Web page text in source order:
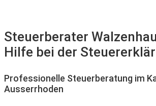
Steuerberater
Hilfe bei der
Professionelle Steuerberatung im
Ausserrhoden